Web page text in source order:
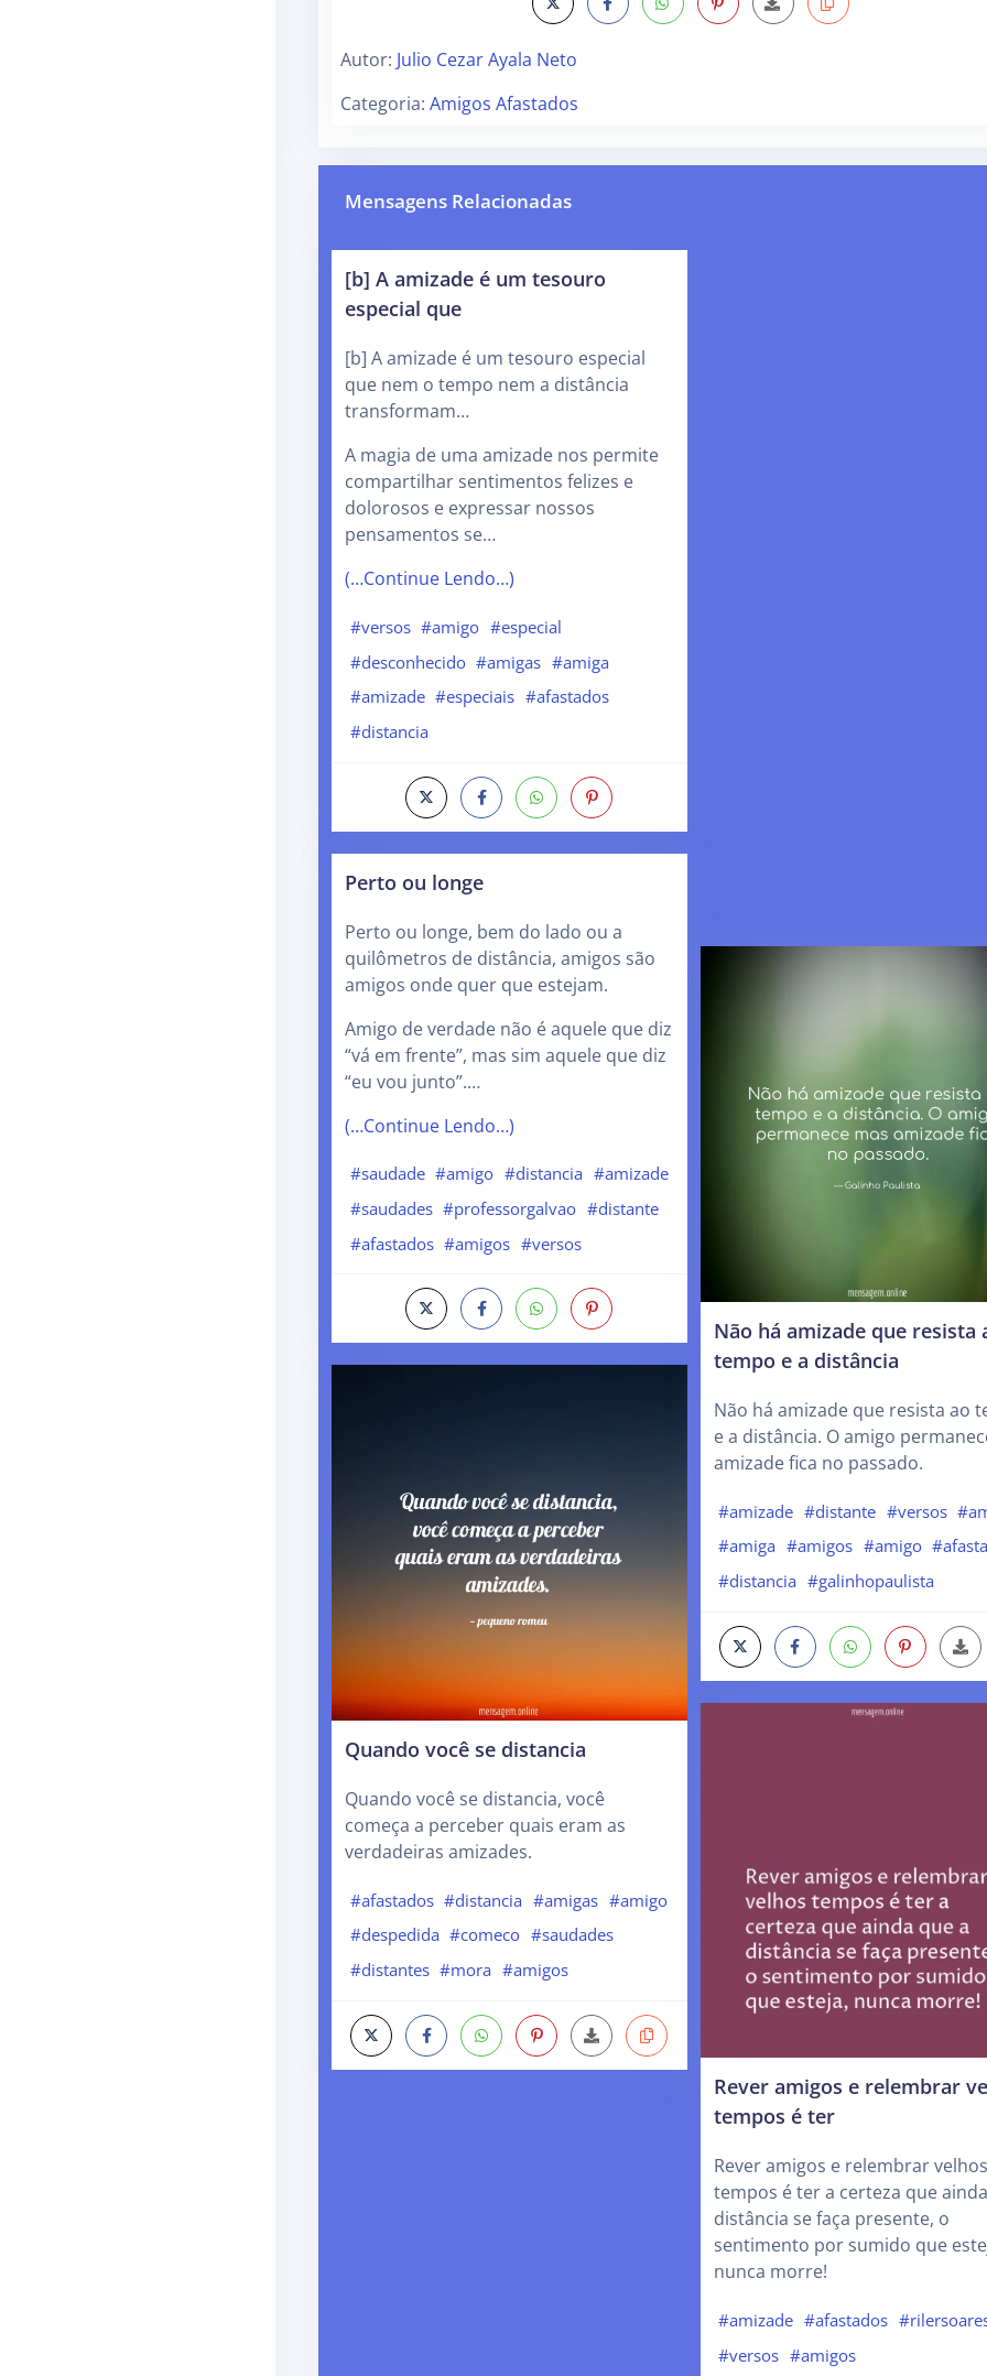
Autor: Julio Cezar Ayala Neto
Categoria: Amigos Afastados
Mensagens Relacionadas
[b] A amizade é um tesouro
especial que
[b] A amizade é um tesouro especial
que nem o tempo nem a distância
transformam…
A magia de uma amizade nos permite
compartilhar sentimentos felizes e
dolorosos e expressar nossos
pensamentos se…
(…Continue Lendo…)
#versos #amigo #especial
#desconhecido #amigas #amiga
#amizade #especiais #afastados
#distancia
Perto ou longe
Perto ou longe, bem do lado ou a
quilômetros de distância, amigos são
amigos onde quer que estejam.
Amigo de verdade não é aquele que diz
“vá em frente”, mas sim aquele que diz
“eu vou junto”.…
(…Continue Lendo…)
#saudade #amigo #distancia #amizade
#saudades #professorgalvao #distante
#afastados #amigos #versos
Quando você se distancia
Quando você se distancia, você
começa a perceber quais eram as
verdadeiras amizades.
#afastados #distancia #amigas #amigo
#despedida #comeco #saudades
#distantes #mora #amigos
Não há amizade que resista
tempo e a distância
Não há amizade que resista ao
e a distância. O amigo
amizade fica no passado.
#amizade #distante #versos
#amiga #amigos #amigo
#distancia #galinhopaulista
Rever amigos e relembrar
tempos é ter
Rever amigos e relembrar velhos
tempos é ter a certeza que
distância se faça presente, o
sentimento por sumido que
nunca morre!
#amizade #afastados
#versos #amigos